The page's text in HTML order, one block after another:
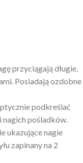
przyciągają długie,
Posiadają ozdobne
podkreślać
pośladków.
ukazujące nagie
zapinany na 2